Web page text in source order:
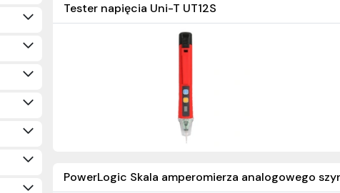
Tester napięcia Uni-T UT12S
PowerLogic Skala amperomierza analogowego